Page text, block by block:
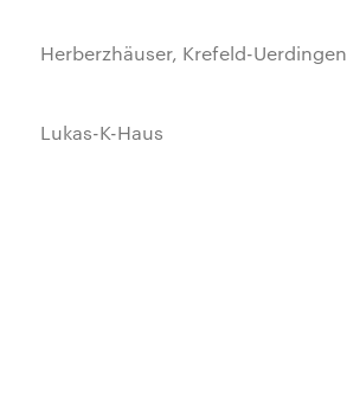
Herberzhäuser, Krefeld-Uerdingen
Lukas-K-Haus